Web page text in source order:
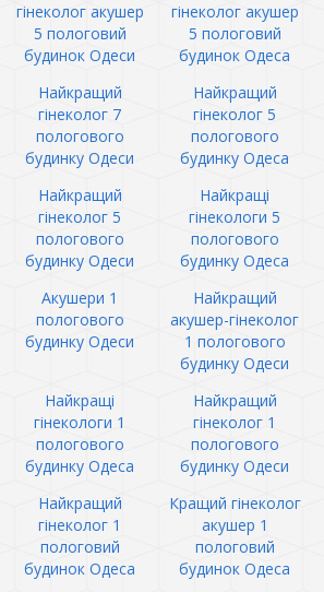
гінеколог акушер
5 пологовий
будинок Одеси
гінеколог акушер
5 пологовий
будинок Одеса
Найкращий
гінеколог 7
пологового
будинку Одеси
Найкращий
гінеколог 5
пологового
будинку Одеса
Найкращий
гінеколог 5
пологового
будинку Одеси
Найкращі
гінекологи 5
пологового
будинку Одеса
Акушери 1
пологового
будинку Одеси
Найкращий
акушер-гінеколог
1 пологового
будинку Одеси
Найкращі
гінекологи 1
пологового
будинку Одеса
Найкращий
гінеколог 1
пологового
будинку Одеси
Найкращий
гінеколог 1
пологовий
будинок Одеса
Кращий гінеколог
акушер 1
пологовий
будинок Одеса